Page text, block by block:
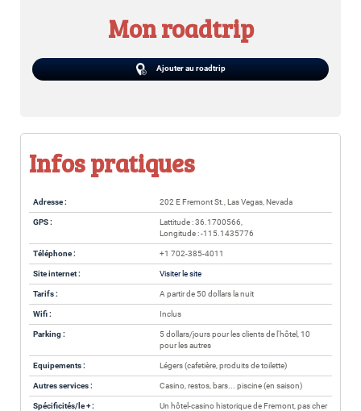
Mon roadtrip
Ajouter au roadtrip
Infos pratiques
Adresse : 202 E Fremont St., Las Vegas, Nevada
GPS :
Lattitude : 36.1700566,
Longitude : -115.1435776
Téléphone : +1 702-385-4011
Site internet : Visiter le site
Tarifs : A partir de 50 dollars la nuit
Wifi : Inclus
Parking :
5 dollars/jours pour les clients de l'hôtel, 10
pour les autres
Equipements : Légers (cafetière, produits de toilette)
Autres services : Casino, restos, bars... piscine (en saison)
Spécificités/le + :
Un hôtel-casino historique de Fremont, pas cher